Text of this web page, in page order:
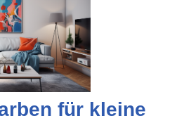
für kleine